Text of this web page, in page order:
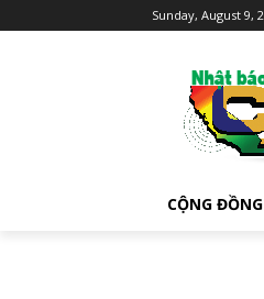
Sunday, August 9,
CỘNG ĐỒNG